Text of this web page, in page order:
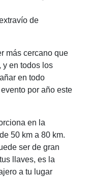
de
más cercano que
y en todos los
en todo
por año este
en la
50 km a 80 km.
ser de gran
llaves, es la
a tu lugar